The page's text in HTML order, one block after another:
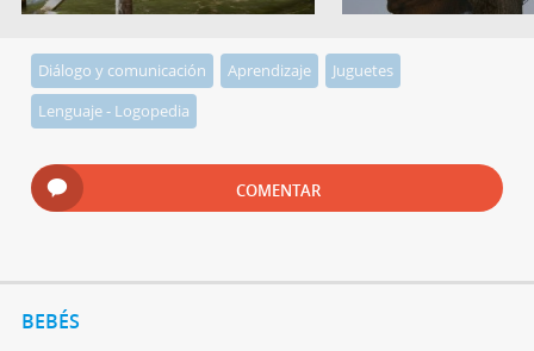
Diálogo y comunicación Aprendizaje
Juguetes
Lenguaje - Logopedia
COMENTAR
BEBÉS